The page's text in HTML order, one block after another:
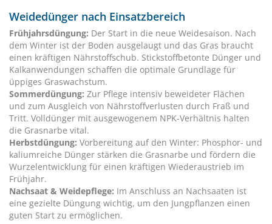
Weidedünger nach Einsatzbereich
Frühjahrsdüngung: Der Start in die neue Weidesaison. Nach
dem Winter ist der Boden ausgelaugt und das Gras braucht
einen kräftigen Nährstoffschub. Stickstoffbetonte Dünger und
Kalkanwendungen schaffen die optimale Grundlage für
üppiges Graswachstum.
Sommerdüngung: Zur Pflege intensiv beweideter Flächen
und zum Ausgleich von Nährstoffverlusten durch Fraß und
Tritt. Volldünger mit ausgewogenem NPK-Verhältnis halten
die Grasnarbe vital.
Herbstdüngung: Vorbereitung auf den Winter: Phosphor- und
kaliumreiche Dünger stärken die Grasnarbe und fördern die
Wurzelentwicklung für einen kräftigen Wiederaustrieb im
Frühjahr.
Nachsaat & Weidepflege: Im Anschluss an Nachsaaten ist
eine gezielte Düngung wichtig, um den Jungpflanzen einen
guten Start zu ermöglichen.